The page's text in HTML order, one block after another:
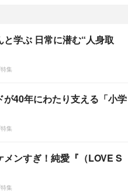
と学ぶ 日常に潜む“人身取
集
が40年にわたり支える「小学
集
メンすぎ！純愛『（LOVE S
集